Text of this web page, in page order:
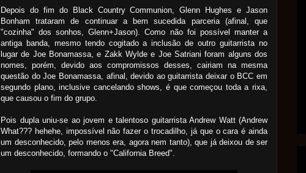
Depois do fim do Black Country Communion, Glenn Hughes e Jason
Bonham trataram de continuar a bem sucedida parceria (afinal, que
"cozinha" dos sonhos, Glenn+Jason). Como não foi possível manter a
antiga banda, mesmo tendo cogitado a inclusão de outro guitarrista no
lugar de Joe Bonamassa, e Zakk Wylde e Joe Satriani foram alguns dos
nomes, porém, devido aos compromissos desses, cairiam na mesma
questão do Joe Bonamassa, afinal, devido ao guitarrista deixar o BCC em
segundo plano, inclusive cancelando shows, é que começou toda a rixa,
que causou o fim do grupo.
Pois dupla uniu-se ao jovem e talentoso guitarrista Andrew Watt (Andrew
What??? hehehe, impossível não fazer o trocadilho, já que o cara é ainda
um desconhecido, pelo menos era, agora nem tanto), que já deixou de ser
um desconhecido, formando o "California Breed".